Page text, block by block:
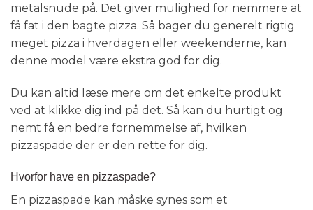
metalsnude på. Det giver mulighed for nemmere at
få fat i den bagte pizza. Så bager du generelt rigtig
meget pizza i hverdagen eller weekenderne, kan
denne model være ekstra god for dig.
Du kan altid læse mere om det enkelte produkt
ved at klikke dig ind på det. Så kan du hurtigt og
nemt få en bedre fornemmelse af, hvilken
pizzaspade der er den rette for dig.
Hvorfor have en pizzaspade?
En pizzaspade kan måske synes som et